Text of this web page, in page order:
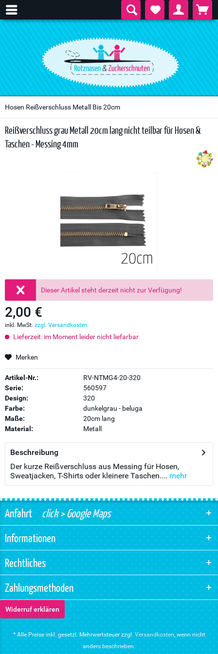
Hosen Reißverschluss Metall Bis 20cm
Reißverschluss grau Metall 20cm lang nicht teilbar für Hosen &
Taschen - Messing 4mm
Dieser Artikel steht derzeit nicht zur Verfügung!
2,00 €
inkl. MwSt. zzgl. Versandkosten
Lieferzeit: im Moment leider nicht liefarbar
Merken
Artikel-Nr.:
RV-NTMG4-20-320
Serie:
560597
Design:
320
Farbe:
dunkelgrau - beluga
Maße:
20cm lang
Material:
Metall
Beschreibung
Der kurze Reißverschluss aus Messing für Hosen,
Sweatjacken, T-Shirts oder kleinere Taschen.... mehr
Anfahrtclick > Google Maps
Informationen
Rechtliches
Zahlungsmethoden
Widerruf erklären
* Alle Preise inkl. gesetzl. Mehrwertsteuer zzgl. Versandkosten, wenn nicht
anders beschrieben.